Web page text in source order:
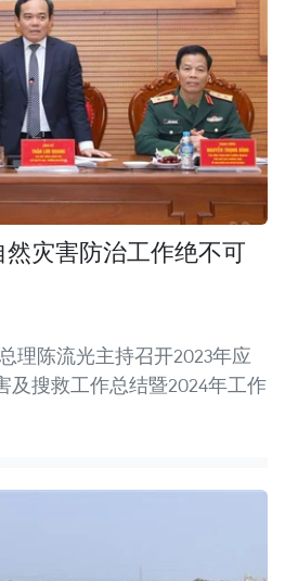
灾害防治工作绝不可
理陈流光主持召开2023年应
及搜救工作总结暨2024年工作